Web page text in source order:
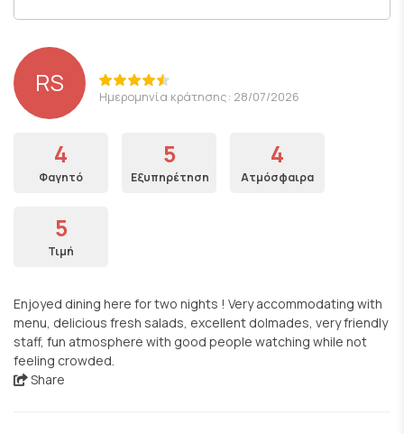
RS Ημερομηνία κράτησης: 28/07/2026
4
Φαγητό
5
Εξυπηρέτηση
4
Ατμόσφαιρα
5
Τιμή
Enjoyed dining here for two nights ! Very accommodating with
menu, delicious fresh salads, excellent dolmades, very friendly
staff, fun atmosphere with good people watching while not
feeling crowded.
Share